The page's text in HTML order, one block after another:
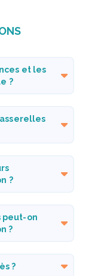
et les
?
?
peut-on
?
?